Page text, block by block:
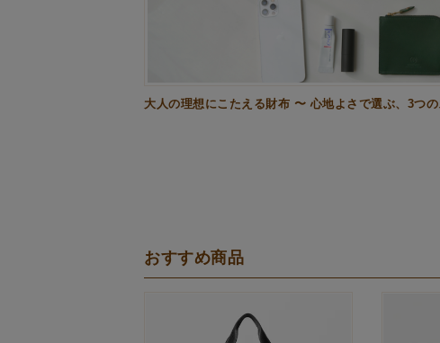
大人の理想にこたえる財布 〜 心地よさで選ぶ、3つ
おすすめ商品